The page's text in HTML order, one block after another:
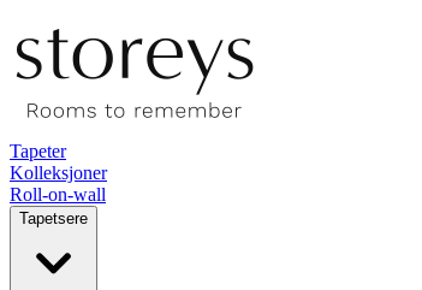
Tapeter
Kolleksjoner
Roll-on-wall
Tapetsere